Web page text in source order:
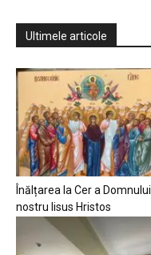
Ultimele articole
Înălțarea la Cer a Domnului
nostru Iisus Hristos